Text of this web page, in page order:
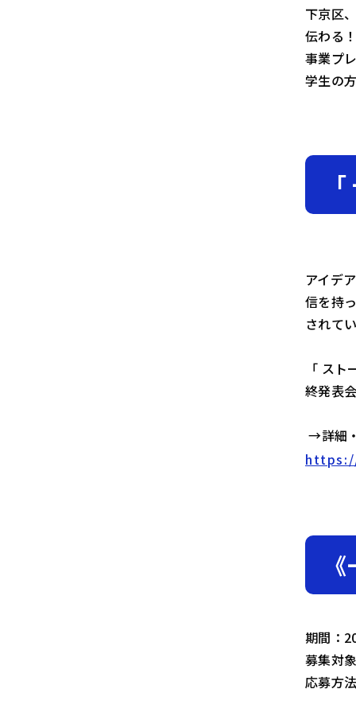
下京区
伝わる
事業プ
学生の
アイデ
信を持
されて
「 ス
終発表
→詳細
期間：
募集対
応募方